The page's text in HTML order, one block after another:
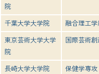
院
千葉大学大学院
融合理工学
東京芸術大学大学
院
国際芸術
長崎大学大学院
保健学専攻